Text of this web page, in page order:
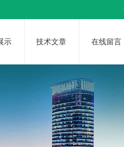
示 技术文章 在线留言